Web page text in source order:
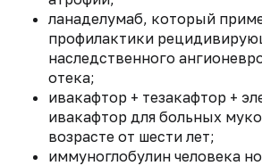
ланаделумаб, который
профилактики
наследственного
отека;
ивакафтор + тезакафтор +
ивакафтор для больных
возрасте от шести лет;
иммуноглобулин человека